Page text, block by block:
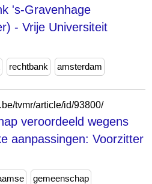
's-Gravenhage
- Vrije Universiteit
rechtbank amsterdam
tvmr/article/id/93800/
veroordeeld wegens
aanpassingen: Voorzitter
gemeenschap